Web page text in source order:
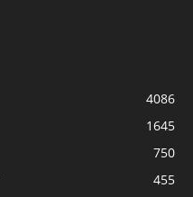
4086
1645
750
455